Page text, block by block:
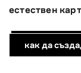
естествен
как да